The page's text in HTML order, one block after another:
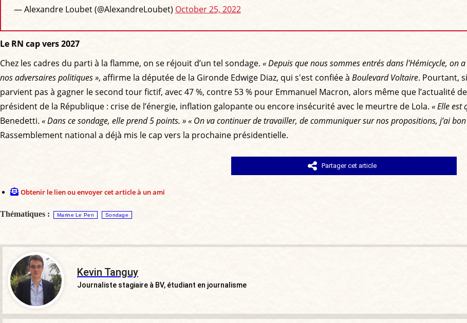
— Alexandre Loubet (@AlexandreLoubet) October 25, 2022
Le RN cap vers 2027
Chez les cadres du parti à la flamme, on se réjouit d’un tel sondage. « Depuis que nous sommes entrés dans l'Hémicycle,
nos adversaires politiques », affirme la députée de la Gironde Edwige Diaz, qui s'est confiée à Boulevard Voltaire. Pourtant,
parvient pas à gagner le second tour fictif, avec 47 %, contre 53 % pour Emmanuel Macron, alors même que l’actualité
président de la République : crise de l’énergie, inflation galopante ou encore insécurité avec le meurtre de Lola. « Elle est
Benedetti. « Dans ce sondage, elle prend 5 points. »« On va continuer de travailler, de communiquer sur nos propositions, j’ai
Rassemblement national a déjà mis le cap vers la prochaine présidentielle.
Partager cet article
Obtenir le lien ou envoyer cet article à un ami
Thématiques : Marine Le Pen Sondage
Kevin Tanguy
Journaliste stagiaire à BV, étudiant en journalisme